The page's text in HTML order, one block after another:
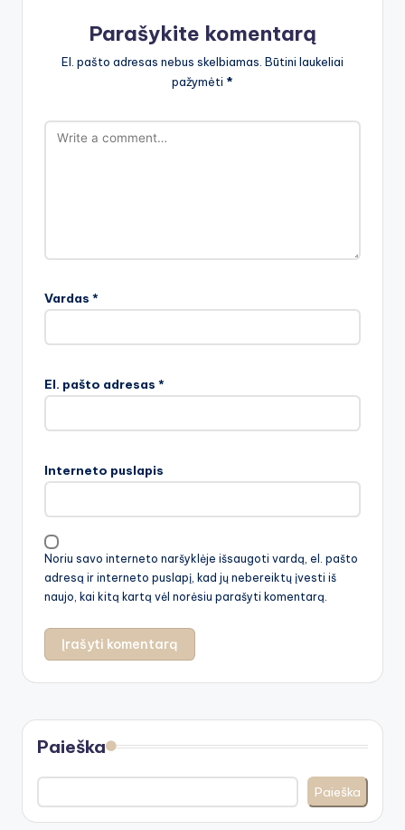
Parašykite komentarą
El. pašto adresas nebus skelbiamas. Būtini laukeliai
pažymėti *
Vardas *
El. pašto adresas *
Interneto puslapis
Noriu savo interneto naršyklėje išsaugoti vardą, el. pašto
adresą ir interneto puslapį, kad jų nebereiktų įvesti iš
naujo, kai kitą kartą vėl norėsiu parašyti komentarą.
Paieška
Paieška